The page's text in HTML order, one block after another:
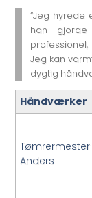
“Jeg hyrede
han
Jeg kan
dygtig
Håndværker
Tømrermester
Anders